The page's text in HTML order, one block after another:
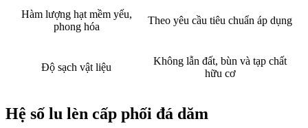
Hàm lượng hạt mềm yếu,
phong hóa
Theo yêu cầu tiêu chuẩn áp dụng
Độ sạch vật liệu
Không lẫn đất, bùn và tạp chất
hữu cơ
Hệ số lu lèn cấp phối đá dăm